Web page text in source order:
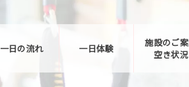
一日の流れ 一日体験
施設のご
空き状況